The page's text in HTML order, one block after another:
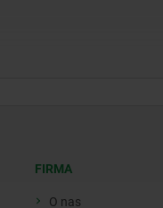
FIRMA
O nas